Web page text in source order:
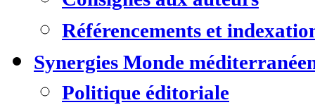
Référencements et
Synergies Monde
Politique éditoriale